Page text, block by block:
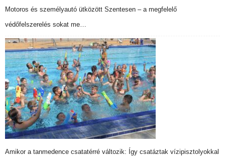
Motoros és személyautó ütközött Szentesen – a megfelelő
védőfelszerelés sokat me…
Amikor a tanmedence csatatérré változik: Így csatáztak vízipisztolyokkal